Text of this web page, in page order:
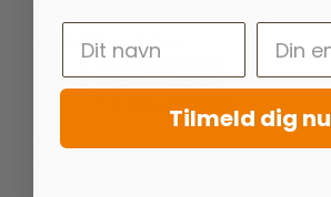
48 produkter
Vis48 produkter
Vis96 produkter
Tilmeld dig nu